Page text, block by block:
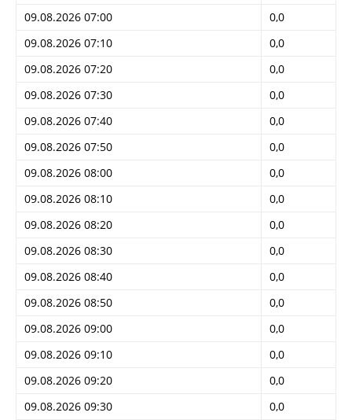
09.08.2026 07:00
0,0
09.08.2026 07:10
0,0
09.08.2026 07:20
0,0
09.08.2026 07:30
0,0
09.08.2026 07:40
0,0
09.08.2026 07:50
0,0
09.08.2026 08:00
0,0
09.08.2026 08:10
0,0
09.08.2026 08:20
0,0
09.08.2026 08:30
0,0
09.08.2026 08:40
0,0
09.08.2026 08:50
0,0
09.08.2026 09:00
0,0
09.08.2026 09:10
0,0
09.08.2026 09:20
0,0
09.08.2026 09:30
0,0